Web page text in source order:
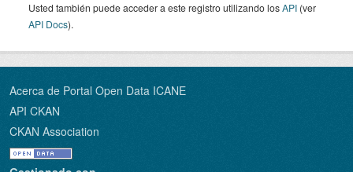
Usted también puede acceder a este registro utilizando losAPI (ver
API Docs).
Acerca de Portal Open Data ICANE
API CKAN
CKAN Association